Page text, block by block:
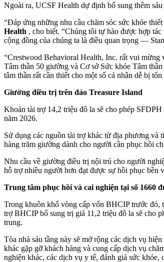
Ngoài ra, UCSF Health dự định bổ sung thêm
“Đáp ứng những nhu cầu chăm sóc sức khỏe
Health , cho biết. “Chúng tôi tự hào được hợp
cộng đồng của chúng ta là điều quan trọng —
“Crestwood Behavioral Health, Inc. rất vui mừng
Tâm thần 50 giường và Cơ sở Sức khỏe Tâm
tâm thần rất cần thiết cho một số cá nhân dễ bị
Giường điều trị trên đảo Treasure Island
Khoản tài trợ 14,2 triệu đô la sẽ cho phép
năm 2026.
Sử dụng các nguồn tài trợ khác từ địa phương và
hàng trăm giường dành cho người cần phục hồi
Nhu cầu về giường điều trị nội trú cho người
hỗ trợ nhiều người hơn đạt được sự hồi phục bền
Trung tâm phục hồi và cai nghiện tại số 1660
Trong khuôn khổ vòng cấp vốn BHCIP trước đó,
trợ BHCIP bổ sung trị giá 11,2 triệu đô la sẽ cho
trung.
Tòa nhà sáu tầng này sẽ mở rộng các dịch vụ
khác gặp gỡ khách hàng và cung cấp dịch vụ
nghiện khác, các dịch vụ y tế, đánh giá sức